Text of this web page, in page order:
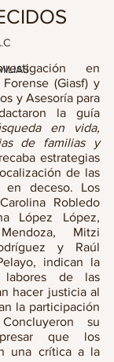
en
(Giasf) y
y Asesoría para
en vida,
de familias y
estrategias
de las
deceso. Los
Robledo
López López,
Mitzi
y Raúl
indican la
labores de las
hacer justicia al
la participación
su
que los
una crítica a la